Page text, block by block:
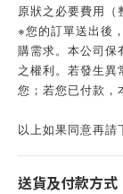
原狀之必要費用（
※您的訂單送出後
購需求。本公司保
之權利。若發生
您；若您已付款，
以上如果同意再請
送貨及付款方式